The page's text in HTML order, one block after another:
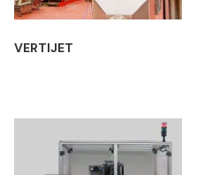
VERTIJET